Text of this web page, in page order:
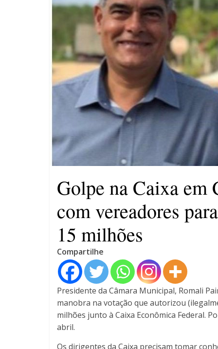
máxima para magistrados
Ministro do STF André
Mendonça precisa explicar
dúvidas no ar
Golpe na Caixa em
com vereadores
15 milhões
Compartilhe
Presidente da Câmara Municipal, Romali
manobra na votação que autorizou
milhões junto à Caixa Econômica Federal.
abril.
Os dirigentes da Caixa precisam tomar